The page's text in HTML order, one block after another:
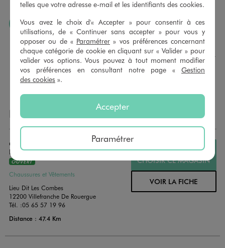
J’AIME FAIRE PLAISIR
Nous vous proposons des cartes cadeaux GÉMO d’un
montant au choix entre 10€ et 150€. Les cartes cadeau
GÉMO sont valables 1 an, utilisables en plusieurs fois, pour
payer vos achats en magasin. Offrez vos cartes cadeau
dans de jolies enveloppes pour toutes les occasions.
NOS AUTRES MAGASINS
GEMO VILLEFRANCHE DE
ROUERGUE
OUVERT
Chaussures et Vêtements
Lieu Dit Les Combes
12200 Villefranche De Rouergue
Tél. :05 65 57 19 96
Distance : 47.4 Km
MAGASIN CHOISI
CHOISIR CE MAGASIN
VOIR LA FICHE
telles que votre adresse e-mail et les identifiants des cookies.
Vous avez le choix d'« Accepter » pour consentir à ces
utilisations, de « Continuer sans accepter » pour vous y
opposer ou de « Paramétrer » vos préférences concernant
chaque catégorie de cookie en cliquant sur « Valider » pour
valider vos options. Vous pouvez à tout moment modifier
vos préférences en consultant notre page « Gestion
des cookies ».
Accepter
Paramétrer